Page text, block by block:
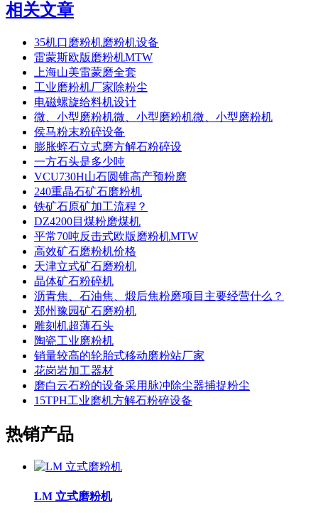
相关文章
35机口磨粉机磨粉机设备
雷蒙斯欧版磨粉机MTW
上海山美雷蒙磨全套
工业磨粉机厂家除粉尘
电磁螺旋给料机设计
微、小型磨粉机微、小型磨粉机微、小型磨粉机
侯马粉末粉碎设备
膨胀蛭石立式磨方解石粉碎设
一方石头是多少吨
VCU730H山石圆锥高产预粉磨
240重晶石矿石磨粉机
铁矿石原矿加工流程？
DZ4200目煤粉磨煤机
平常70吨反击式欧版磨粉机MTW
高效矿石磨粉机价格
天津立式矿石磨粉机
晶体矿石粉碎机
沥青焦、石油焦、煅后焦粉磨项目主要经营什么？
郑州豫园矿石磨粉机
雕刻机超薄石头
陶瓷工业磨粉机
销量较高的轮胎式移动磨粉站厂家
花岗岩加工器材
磨白云石粉的设备采用脉冲除尘器捕捉粉尘
15TPH工业磨机方解石粉碎设备
热销产品
LM 立式磨粉机